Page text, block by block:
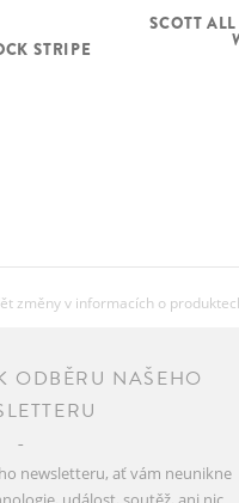
STRIPE
SCOTT
změny v informacích o
ODBĚRU NAŠEHO
newsletteru, ať vám neunikne